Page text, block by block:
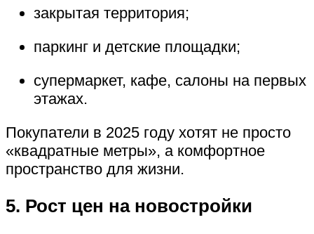
закрытая территория;
паркинг и детские площадки;
супермаркет, кафе, салоны на первых
этажах.
Покупатели в 2025 году хотят не просто
«квадратные метры», а комфортное
пространство для жизни.
5. Рост цен на новостройки